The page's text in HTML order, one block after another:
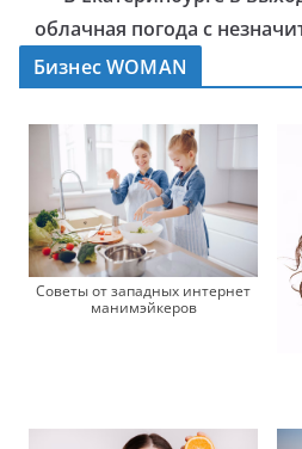
облачная погода с
Бизнес WOMAN
Советы от западных интернет
манимэйкеров